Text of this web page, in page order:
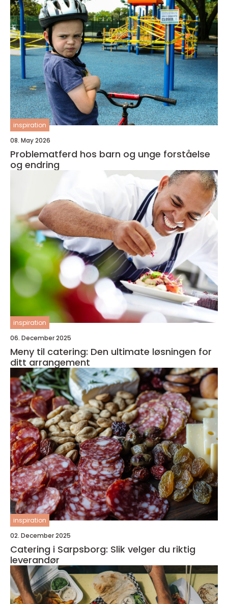
inspiration
08. May 2026
Problematferd hos barn og unge forståelse
og endring
inspiration
06. December 2025
Meny til catering: Den ultimate løsningen for
ditt arrangement
inspiration
02. December 2025
Catering i Sarpsborg: Slik velger du riktig
leverandør